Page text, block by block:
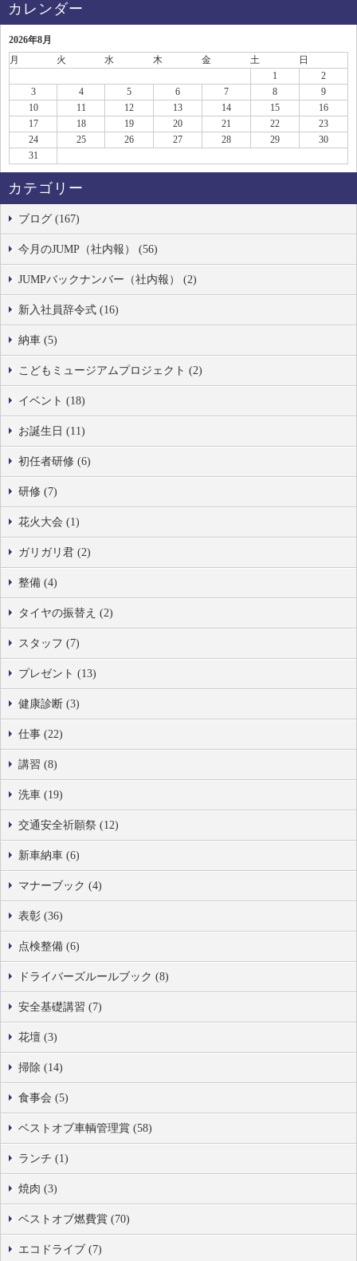
カレンダー
2026年8月
月
火 水 木 金 土
日
1
2
3
4 5 6 7 8
9
10
11 12 13 14 15
16
17
18 19 20 21 22
23
24
25 26 27 28 29
30
31
カテゴリー
ブログ (167)
今月のJUMP（社内報） (56)
JUMPバックナンバー（社内報） (2)
新入社員辞令式 (16)
納車 (5)
こどもミュージアムプロジェクト (2)
イベント (18)
お誕生日 (11)
初任者研修 (6)
研修 (7)
花火大会 (1)
ガリガリ君 (2)
整備 (4)
タイヤの振替え (2)
スタッフ (7)
プレゼント (13)
健康診断 (3)
仕事 (22)
講習 (8)
洗車 (19)
交通安全祈願祭 (12)
新車納車 (6)
マナーブック (4)
表彰 (36)
点検整備 (6)
ドライバーズルールブック (8)
安全基礎講習 (7)
花壇 (3)
掃除 (14)
食事会 (5)
ベストオブ車輌管理賞 (58)
ランチ (1)
焼肉 (3)
ベストオブ燃費賞 (70)
エコドライブ (7)